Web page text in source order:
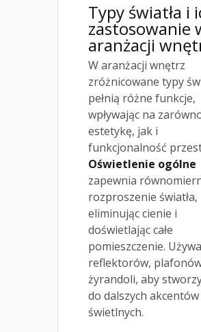
Typy światła i
zastosowanie
aranżacji
W aranżacji wnętrz
zróżnicowane typy
pełnią różne funkcje,
wpływając na
estetykę, jak i
funkcjonalność
Oświetlenie ogólne
zapewnia
rozproszenie światła,
eliminując cienie i
doświetlając całe
pomieszczenie.
reflektorów,
żyrandoli, aby
do dalszych akcentów
świetlnych.